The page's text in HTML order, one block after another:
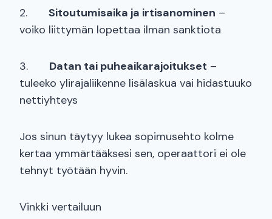
2. Sitoutumisaika ja irtisanominen –
voiko liittymän lopettaa ilman sanktiota
3. Datan tai puheaikarajoitukset –
tuleeko ylirajaliikenne lisälaskua vai hidastuuko
nettiyhteys
Jos sinun täytyy lukea sopimusehto kolme
kertaa ymmärtääksesi sen, operaattori ei ole
tehnyt työtään hyvin.
Vinkki vertailuun